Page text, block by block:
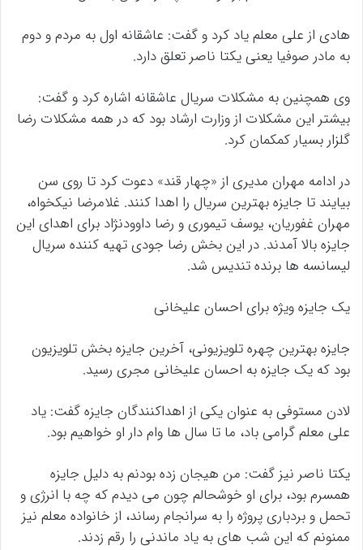
هادی از علی معلم یاد کرد و گفت: عاشقانه اول به مردم و دوم
به مادر صوفیا یعنی یکتا ناصر تعلق دارد.
وی همچنین به مشکلات سریال عاشقانه اشاره کرد و گفت:
بیشتر این مشکلات از وزارت ارشاد بود که در همه مشکلات رضا
گلزار بسیار کمکمان کرد.
در ادامه مهران مدیری از «چهار قند» دعوت کرد تا روی سن
بیایند تا جایزه بهترین سریال را اهدا کنند. غلامرضا نیکخواه،
مهران غفوریان، یوسف تیموری و رضا داوودنژاد برای اهدای این
جایزه بالا آمدند. در این بخش رضا جودی تهیه کننده سریال
لیسانسه ها برنده تندیس شد.
یک جایزه ویژه برای احسان علیخانی
جایزه بهترین چهره تلویزیونی، آخرین جایزه بخش تلویزیون
بود که یک جایزه به احسان علیخانی مجری رسید.
لادن مستوفی به عنوان یکی از اهداکنندگان جایزه گفت: یاد
علی معلم گرامی باد، ما تا سال ها وام دار او خواهیم بود.
یکتا ناصر نیز گفت: من هیجان زده بودنم به دلیل جایزه
همسرم بود، برای او خوشحالم چون می دیدم که چه با انرژی و
تحمل و بردباری پروژه را به سرانجام رساند، از خانواده معلم نیز
ممنونم که این شب های به یاد ماندنی را رقم زدند.